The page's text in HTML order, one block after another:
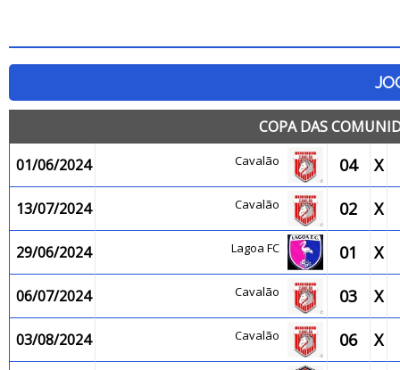
COPA DAS
01/06/2024
Cavalão 04 X
13/07/2024 Cavalão 02 X
29/06/2024 Lagoa FC 01 X
06/07/2024 Cavalão 03 X
03/08/2024 Cavalão 06 X